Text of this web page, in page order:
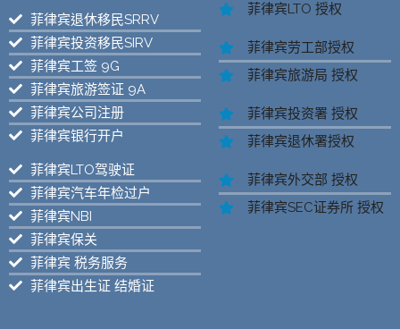
菲律宾退休移民SRRV
菲律宾投资移民SIRV
菲律宾工签 9G
菲律宾旅游签证 9A
菲律宾公司注册
菲律宾银行开户
菲律宾LTO驾驶证
菲律宾汽车年检过户
菲律宾NBI
菲律宾保关
菲律宾 税务服务
菲律宾出生证 结婚证
菲律宾LTO 授权
菲律宾劳工部授权
菲律宾旅游局 授权
菲律宾投资署 授权
菲律宾退休署授权
菲律宾外交部 授权
菲律宾SEC证券所 授权